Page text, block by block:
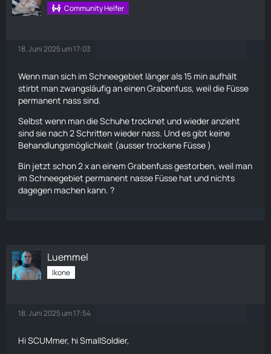
Community Helfer
18. Juni 2025 um 17:03
Wenn man sich im Schneegebiet länger als 15 min aufhält
stirbt man zwangsläufig an einen Grabenfuss, weil die Füsse
permanent nass sind.
Selbst wenn man die Schuhe trocknet und wieder anzieht
sind sie nach 2 Schritten wieder nass. Und es gibt keine
Behandlungsmöglichkeit (ausser trockene Füsse )
Bin jetzt schon 2 x an einem Grabenfuss gestorben, weil man
im Schneegebiet permanent nasse Füsse hat und nichts
dagegen machen kann. ?
Luemmel
Ikone
18. Juni 2025 um 17:54
Hi SCUMmer, hiSmallSoldier,